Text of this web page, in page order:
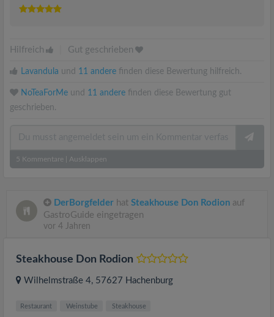
Hilfreich Gut geschrieben
Lavandula und 11 andere finden diese Bewertung hilfreich.
NoTeaForMe und 11 andere finden diese Bewertung gut
geschrieben.
5 Kommentare Ausklappen
DerBorgfelder hat Steakhouse Don Rodion auf
GastroGuide eingetragen
vor 4 Jahren
Steakhouse Don Rodion
Wilhelmstraße 4, 57627 Hachenburg
Restaurant Weinstube Steakhouse